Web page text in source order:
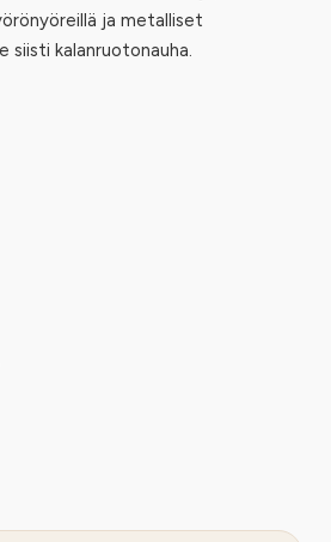
ja metalliset
siisti kalanruotonauha.